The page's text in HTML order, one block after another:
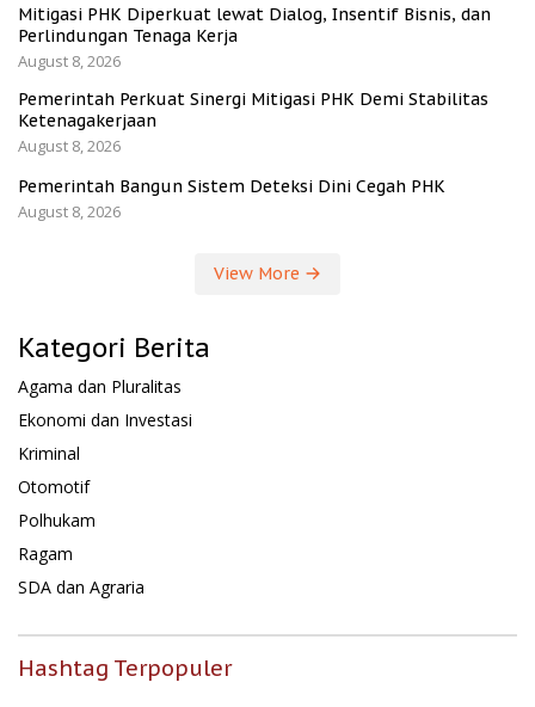
Mitigasi PHK Diperkuat lewat Dialog, Insentif Bisnis, dan
Perlindungan Tenaga Kerja
August 8, 2026
Pemerintah Perkuat Sinergi Mitigasi PHK Demi Stabilitas
Ketenagakerjaan
August 8, 2026
Pemerintah Bangun Sistem Deteksi Dini Cegah PHK
August 8, 2026
View More
Kategori Berita
Agama dan Pluralitas
Ekonomi dan Investasi
Kriminal
Otomotif
Polhukam
Ragam
SDA dan Agraria
Hashtag Terpopuler